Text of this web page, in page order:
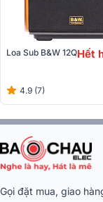
Loa Sub B&W 12QHết
4.9 (7)
Gọi đặt mua, giao